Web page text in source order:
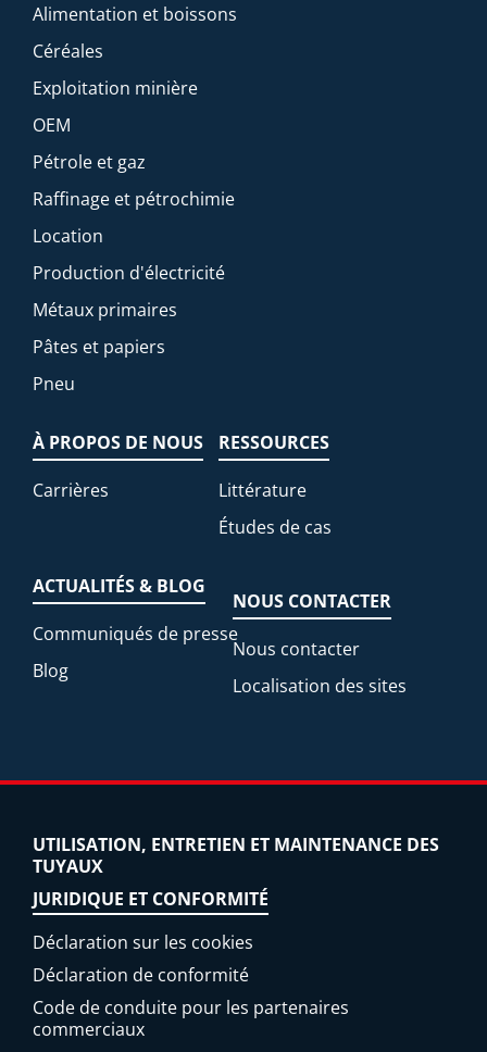
Alimentation et boissons
Céréales
Exploitation minière
OEM
Pétrole et gaz
Raffinage et pétrochimie
Location
Production d'électricité
Métaux primaires
Pâtes et papiers
Pneu
À PROPOS DE NOUS
Carrières
RESSOURCES
Littérature
Études de cas
ACTUALITÉS & BLOG
Communiqués de presse
Blog
NOUS CONTACTER
Nous contacter
Localisation des sites
UTILISATION, ENTRETIEN ET MAINTENANCE DES
TUYAUX
JURIDIQUE ET CONFORMITÉ
Déclaration sur les cookies
Déclaration de conformité
Code de conduite pour les partenaires
commerciaux